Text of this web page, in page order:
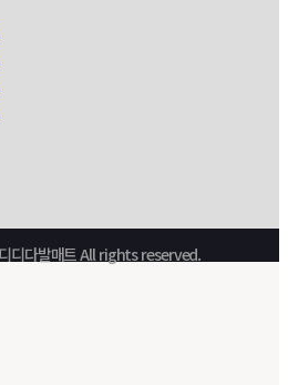
디다발매트 All rights reserved.